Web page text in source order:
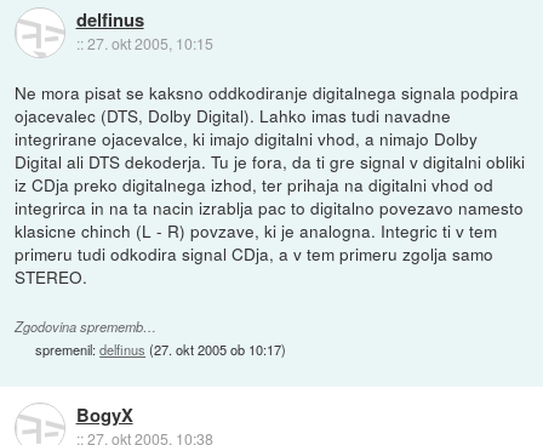
delfinus
::27. okt 2005, 10:15
Ne mora pisat se kaksno oddkodiranje digitalnega signala podpira
ojacevalec (DTS, Dolby Digital). Lahko imas tudi navadne
integrirane ojacevalce, ki imajo digitalni vhod, a nimajo Dolby
Digital ali DTS dekoderja. Tu je fora, da ti gre signal v digitalni obliki
iz CDja preko digitalnega izhod, ter prihaja na digitalni vhod od
integrirca in na ta nacin izrablja pac to digitalno povezavo namesto
klasicne chinch (L - R) povzave, ki je analogna. Integric ti v tem
primeru tudi odkodira signal CDja, a v tem primeru zgolja samo
STEREO.
Zgodovina sprememb…
spremenil:delfinus (27. okt 2005 ob 10:17)
BogyX
::27. okt 2005, 10:38